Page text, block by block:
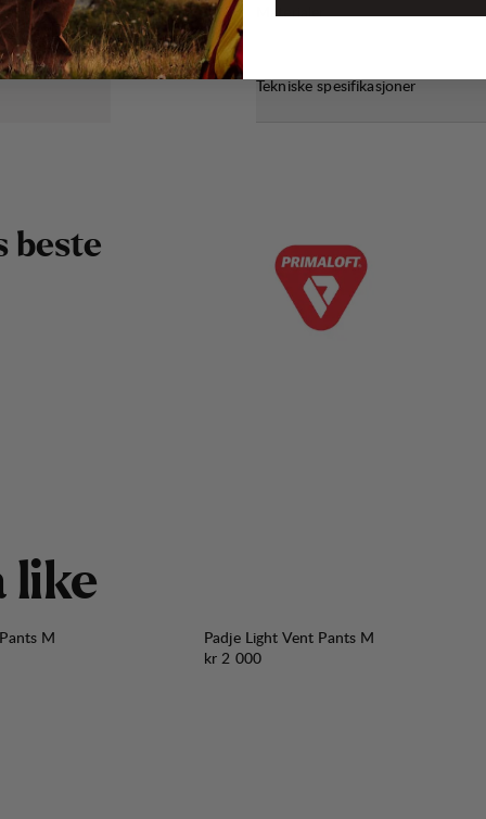
Materialer
Tekniske spesifikasjoner
beste
like
M
Padje Light Vent Pants M
Pris:
kr 2 000